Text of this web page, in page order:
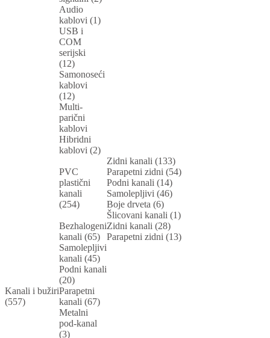
Audio
kablovi (1)
USB i
COM
serijski
(12)
Samonoseći
kablovi
(12)
Multi-
parični
kablovi
Hibridni
kablovi (2)
Kanali i bužiri
(557)
PVC
plastični
kanali
(254)
Zidni kanali (133)
Parapetni zidni (54)
Podni kanali (14)
Samolepljivi (46)
Boje drveta (6)
Šlicovani kanali (1)
Bezhalogeni
kanali (65)
Zidni kanali (28)
Parapetni zidni (13)
Samolepljivi
kanali (45)
Podni kanali
(20)
Parapetni
kanali (67)
Metalni
pod-kanal
(3)